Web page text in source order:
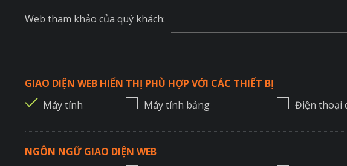
Web tham khảo của quý khách:
GIAO DIỆN WEB HIỂN THỊ PHÙ HỢP VỚI CÁC THIẾT BỊ
Máy tính
Máy tính bảng Điện thoại
NGÔN NGỮ GIAO DIỆN WEB